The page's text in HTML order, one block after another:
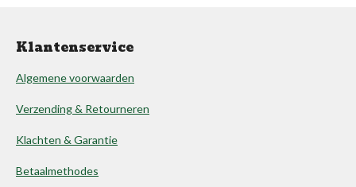
Klantenservice
Algemene voorwaarden
Verzending & Retourneren
Klachten & Garantie
Betaalmethodes